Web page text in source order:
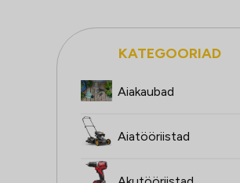
KATEGOORIAD
Aiakaubad
Aiatööriistad